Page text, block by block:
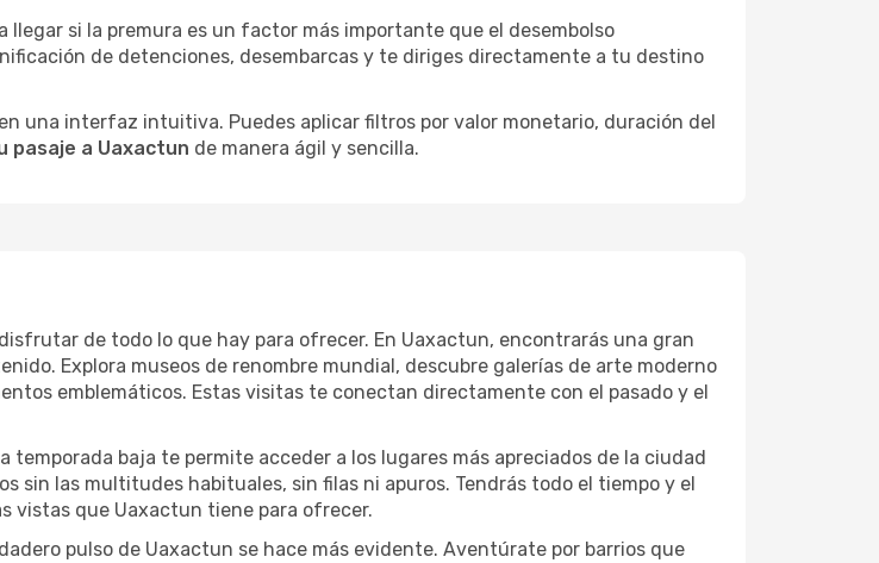
si la premura es un factor más importante que el desembolso
de detenciones, desembarcas y te diriges directamente a tu destino
una interfaz intuitiva. Puedes aplicar filtros por valor monetario, duración del
pasaje a Uaxactun de manera ágil y sencilla.
de todo lo que hay para ofrecer. En Uaxactun, encontrarás una gran
Explora museos de renombre mundial, descubre galerías de arte moderno
emblemáticos. Estas visitas te conectan directamente con el pasado y el
temporada baja te permite acceder a los lugares más apreciados de la ciudad
las multitudes habituales, sin filas ni apuros. Tendrás todo el tiempo y el
vistas que Uaxactun tiene para ofrecer.
pulso de Uaxactun se hace más evidente. Aventúrate por barrios que